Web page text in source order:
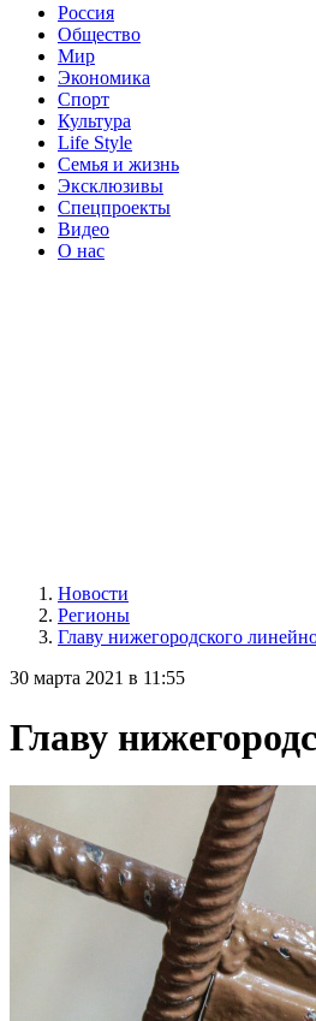
Россия
Общество
Мир
Экономика
Спорт
Культура
Life Style
Семья и жизнь
Эксклюзивы
Спецпроекты
Видео
О нас
Новости
Регионы
Главу нижегородского
30 марта 2021 в 11:55
Главу